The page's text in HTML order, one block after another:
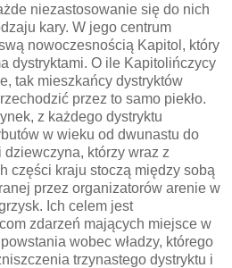
niezastosowanie się do nich
kary. W jego centrum
nowoczesnością Kapitol, który
dystryktami. O ile Kapitolińczycy
tak mieszkańcy dystryktów
przez to samo piekło.
z każdego dystryktu
w wieku od dwunastu do
dziewczyna, którzy wraz z
części kraju stoczą między sobą
przez organizatorów arenie w
Ich celem jest
zdarzeń mających miejsce w
wobec władzy, którego
trzynastego dystryktu i